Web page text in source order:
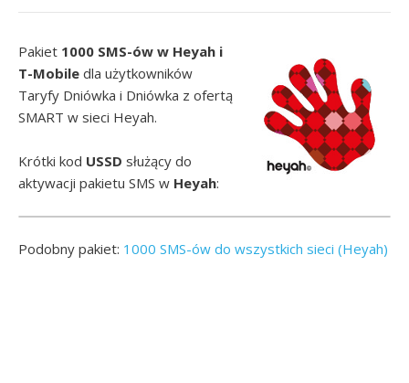
Pakiet 1000 SMS-ów w Heyah i
T-Mobile dla użytkowników
Taryfy Dniówka i Dniówka z ofertą
SMART w sieci Heyah.
Krótki kod USSD służący do
aktywacji pakietu SMS w Heyah:
Podobny pakiet: 1000 SMS-ów do wszystkich sieci (Heyah)